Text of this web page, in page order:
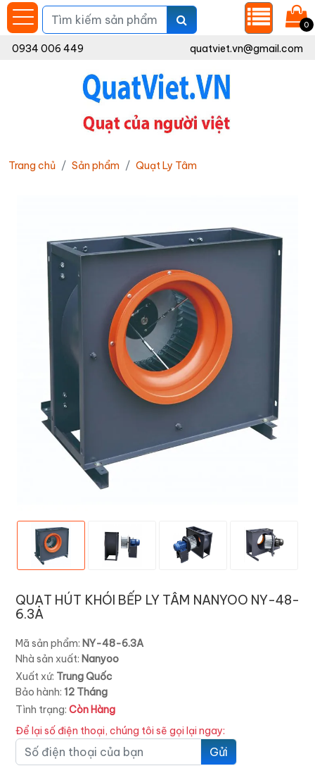
0
0934 006 449 quatviet.vn@gmail.com
Trang chủ Sản phẩm Quạt Ly Tâm
QUẠT HÚT KHÓI BẾP LY TÂM NANYOO NY-48-
6.3A
Mã sản phẩm: NY-48-6.3A
Nhà sản xuất: Nanyoo
Xuất xứ: Trung Quốc
Bảo hành: 12 Tháng
Tình trạng: Còn Hàng
Để lại số điện thoại, chúng tôi sẽ gọi lại ngay:
Gửi